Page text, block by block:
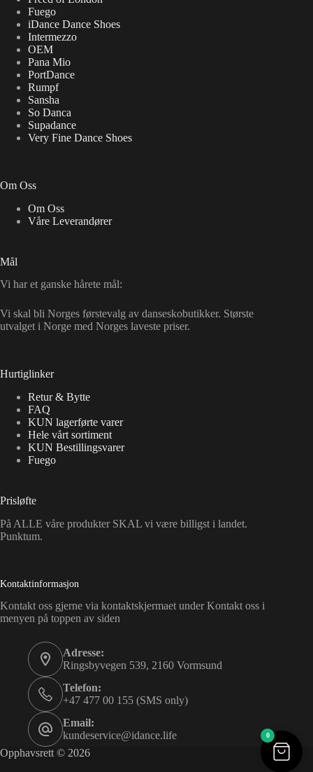
Fuego
iDance Dance Shoes
Intermezzo
OEM
Pana Mio
PortDance
Rumpf
Sansha
So Danca
Supadance
Very Fine Dance Shoes
Om Oss
Om Oss
Våre Leverandører
Mål
Vi har et ganske hårete mål:
Vi skal bli Norges førstevalg av danseskobutikker. Største
utvalget i Norge med Norges laveste priser.
Hurtiglinker
Retur & Bytte
FAQ
KUN lagerførte varer
Hele vårt sortiment
KUN Bestillingsvarer
Fuego
Prisløfte
På ALLE våre produkter SKAL vi være billigst i landet.
Punktum.
Kontaktinformasjon
Kontakt oss gjerne via kontaktskjermaet under Kontakt oss i
menyen på toppen av siden
Adresse:
Ringsbyvegen 539, 2160 Vormsund
Telefon:
+47 477 00 155 (SMS only)
Email:
kundeservice@idance.life
Opphavsrett © 2026
0